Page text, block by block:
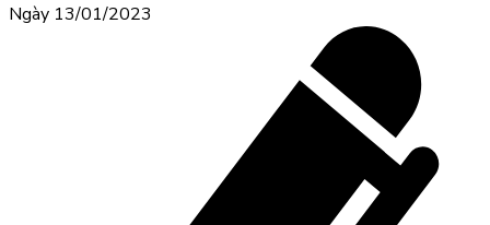
Ngày 13/01/2023